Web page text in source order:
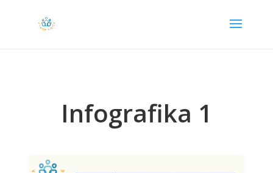
Infografika 1